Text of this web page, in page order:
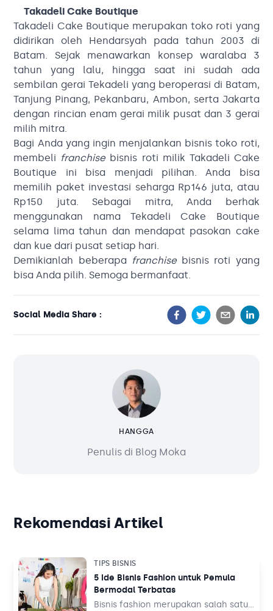
Takadeli Cake Boutique
Takadeli Cake Boutique merupakan toko roti yang
didirikan oleh Hendarsyah pada tahun 2003 di
Batam. Sejak menawarkan konsep waralaba 3
tahun yang lalu, hingga saat ini sudah ada
sembilan gerai Tekadeli yang beroperasi di Batam,
Tanjung Pinang, Pekanbaru, Ambon, serta Jakarta
dengan rincian enam gerai milik pusat dan 3 gerai
milih mitra.
Bagi Anda yang ingin menjalankan bisnis toko roti,
membeli franchisebisnis roti milik Takadeli Cake
Boutique ini bisa menjadi pilihan. Anda bisa
memilih paket investasi seharga Rp146 juta, atau
Rp150 juta. Sebagai mitra, Anda berhak
menggunakan nama Tekadeli Cake Boutique
selama lima tahun dan mendapat pasokan cake
dan kue dari pusat setiap hari.
Demikianlah beberapa franchisebisnis roti yang
bisa Anda pilih. Semoga bermanfaat.
Social Media Share :
HANGGA
Penulis di Blog Moka
Rekomendasi Artikel
TIPS BISNIS
5 Ide Bisnis Fashion untuk Pemula
Bermodal Terbatas
Bisnis fashion merupakan salah satu